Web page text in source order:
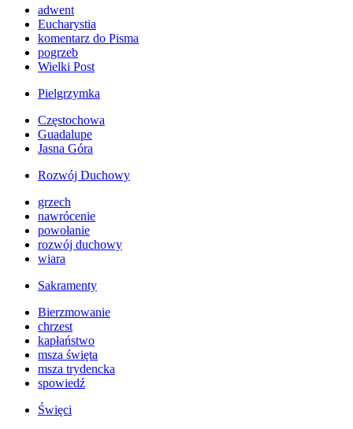
adwent
Eucharystia
komentarz do Pisma
pogrzeb
Wielki Post
Pielgrzymka
Częstochowa
Guadalupe
Jasna Góra
Rozwój Duchowy
grzech
nawrócenie
powołanie
rozwój duchowy
wiara
Sakramenty
Bierzmowanie
chrzest
kapłaństwo
msza święta
msza trydencka
spowiedź
Święci